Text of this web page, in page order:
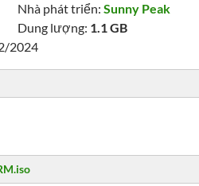
Nhà phát triển:Sunny Peak
Dung lượng: 1.1 GB
2024